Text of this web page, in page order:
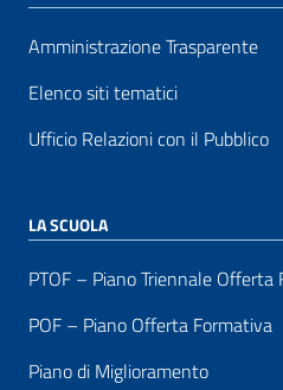
Amministrazione Trasparente
Elenco siti tematici
Ufficio Relazioni con il Pubblico
LA SCUOLA
PTOF – Piano Triennale Offerta
POF – Piano Offerta Formativa
Piano di Miglioramento